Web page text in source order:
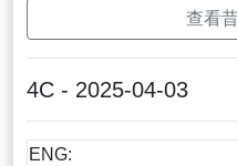
查看
4C - 2025-04-03
ENG: